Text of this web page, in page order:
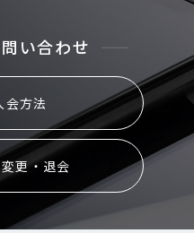
い合わせ
会方法
更・退会